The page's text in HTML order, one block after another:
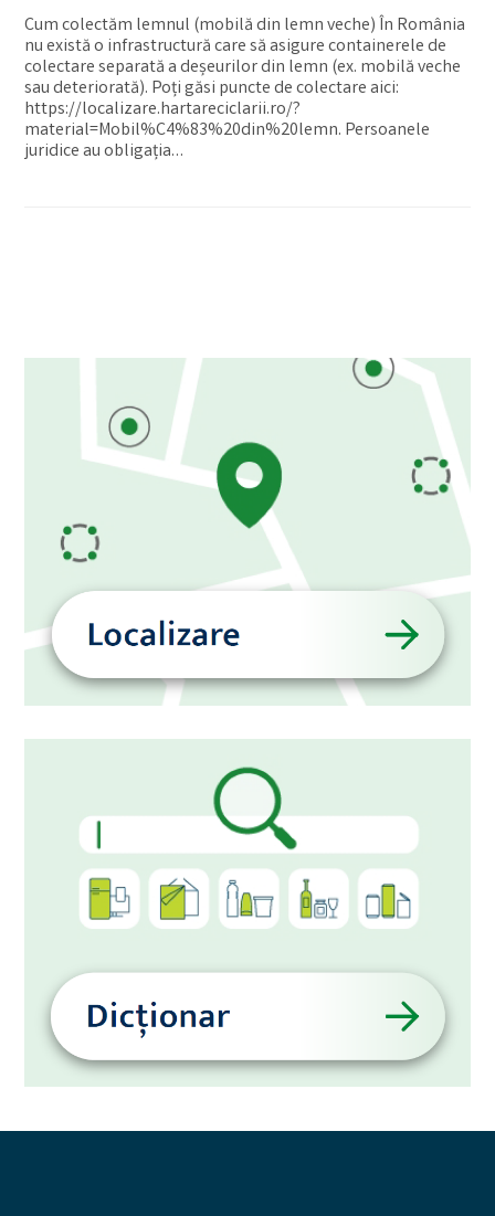
Cum colectăm lemnul (mobilă din lemn veche) În România
nu există o infrastructură care să asigure containerele de
colectare separată a deșeurilor din lemn (ex. mobilă veche
sau deteriorată). Poți găsi puncte de colectare aici:
https://localizare.hartareciclarii.ro/?
material=Mobil%C4%83%20din%20lemn. Persoanele
juridice au obligația…